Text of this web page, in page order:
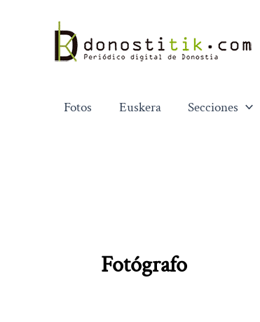
contenido
Fotos Euskera Secciones
Fotógrafo